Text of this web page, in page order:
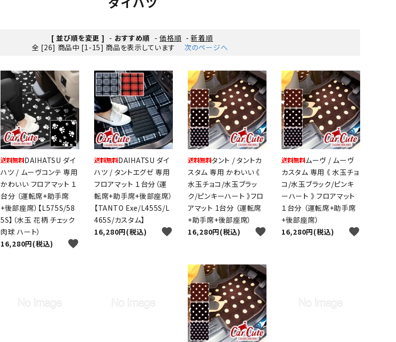
[ 並び順を変更 ] - おすすめ順 -価格順 -新着順
全 [26] 商品中 [1-15] 商品を表示しています
次のページへ
DAIHATSU ダイ
ハツ / ムーヴコンテ 専用
かわいい フロアマット １
台分 （運転席+助手席
+後部座席）【L575S/58
5S】（水玉 花柄 チェック
肉球 ハート）
16,280円(税込)
favorite
DAIHATSU ダイ
ハツ / タントエグゼ 専用
フロアマット １台分（運
転席+助手席+後部座席）
【TANTO Exe/L455S/L
465S/カスタム】
16,280円(税込)
favorite
タント / タントカ
スタム 専用 かわいい 《
水玉チョコ/水玉ブラッ
ク/ピンキーハート 》フロ
アマット 1台分 （運転席
+助手席+後部座席）
16,280円(税込)
favorite
ムーヴ / ムーヴ
カスタム 専用 《 水玉チョ
コ/水玉ブラック/ピンキ
ーハート 》 フロアマット
１台分 （運転席+助手席
+後部座席）
16,280円(税込)
favorite